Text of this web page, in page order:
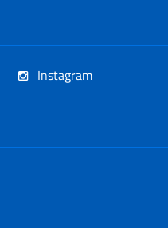
Instagram